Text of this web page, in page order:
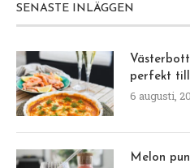
SENASTE INLÄGGEN
perfekt
6 augusti,
Melon